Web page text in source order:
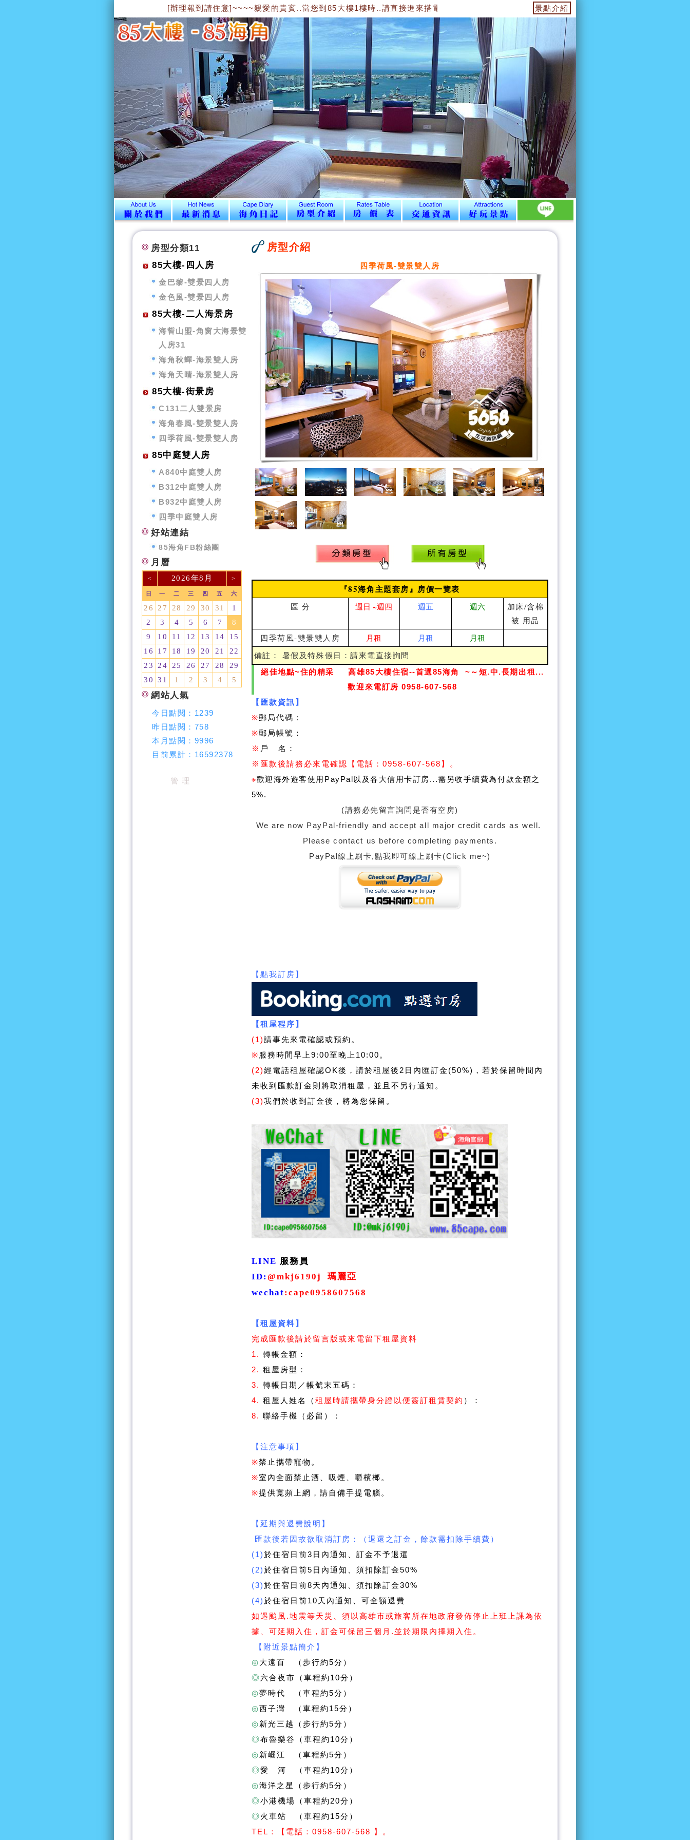
[辦理報到請住意]~~~~親愛的貴賓..當您到85大樓1樓時..請直接進來搭電梯到12樓43號海角辦公室找我們報到喔...是在12樓報到.登記.取房卡入
景點介紹
房型介紹
四季荷風-雙景雙人房
『85海角主題套房』房價一覽表
區 分 週日 ~週四 週五 週六
加床/含棉
被 用品
四季荷風-雙景雙人房
月租 月租 月租
備註： 暑假及特殊假日：請來電直接詢問
絕佳地點~住的精采 高雄85大樓住宿--首選85海角 ~～短.中.長期出租...
歡迎來電訂房 0958-607-568
【匯款資訊】
※郵局代碼：
※郵局帳號：
※ 戶 名：
※ 匯款後請務必來電確認 【電話：0958-607-568】。
※歡迎海外遊客使用PayPal以及各大信用卡訂房...需另收手續費為付款金額之
5%.
(請務必先留言詢問是否有空房)
We are now PayPal-friendly and accept all major credit cards as well.
Please contact us before completing payments.
PayPal線上刷卡,點我即可線上刷卡(Click me~)
【點我訂房】
【租屋程序】
(1)請事先來電確認或預約。
※ 服務時間早上9:00至晚上10:00。
(2)經電話租屋確認OK後，請於租屋後2日內匯訂金(50%)，若於保留時間內
未收到匯款訂金則將取消租屋，並且不另行通知。
(3)我們於收到訂金後，將為您保留。
LINE 服務員
ID: @mkj6190j
瑪麗亞
wechat:cape0958607568
【租屋資料】
完成匯款後請於留言版或來電留下租屋資料
1. 轉帳金額：
2. 租屋房型：
3. 轉帳日期／帳號末五碼：
4. 租屋人姓名（ 租屋時請攜帶身分證以便簽訂租賃契約 ）：
8. 聯絡手機（必留）：
【注意事項】
※禁止攜帶寵物。
※室內全面禁止酒、吸煙、嚼檳榔。
※提供寬頻上網，請自備手提電腦。
【延期與退費說明】
匯款後若因故欲取消訂房：（退還之訂金，餘款需扣除手續費）
(1)於住宿日前3日內通知、訂金不予退還
(2)於住宿日前5日內通知、須扣除訂金50%
(3)於住宿日前8天內通知、須扣除訂金30%
(4)於住宿日前10天內通知、可全額退費
如遇颱風.地震等天災、須以高雄市或旅客所在地政府發佈停止上班上課為依
據、可延期入住，訂金可保留三個月.並於期限內擇期入住。
【附近景點簡介】
◎大遠百 （步行約5分）
◎六合夜市（車程約10分）
◎夢時代 （車程約5分）
◎西子灣 （車程約15分）
◎新光三越（步行約5分）
◎布魯樂谷（車程約10分）
◎新崛江 （車程約5分）
◎愛 河 （車程約10分）
◎海洋之星（步行約5分）
◎小港機場（車程約20分）
◎火車站 （車程約15分）
T EL：【電話：0958-607-568 】。
房型分類11
85大樓-四人房
金巴黎-雙景四人房
金色風-雙景四人房
85大樓-二人海景房
海誓山盟-角窗大海景雙
人房31
海角秋蟬-海景雙人房
海角天晴-海景雙人房
85大樓-街景房
C131二人雙景房
海角春風-雙景雙人房
四季荷風-雙景雙人房
85中庭雙人房
A840中庭雙人房
B312中庭雙人房
B932中庭雙人房
四季中庭雙人房
好站連結
85海角FB粉絲團
月曆
< 2026年8月 >
日 一 二 三 四 五 六
26 27 28 29 30 31
1
2
3 4 5 6 7
8
9
10 11 12 13 14
15
16
17 18 19 20 21
22
23
24 25 26 27 28
29
30
31 1 2 3 4 5
網站人氣
今日點閱： 1239
昨日點閱： 758
本月點閱： 9996
目前累計： 16592378
管 理